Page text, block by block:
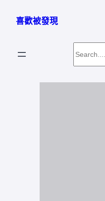
喜歡被發現